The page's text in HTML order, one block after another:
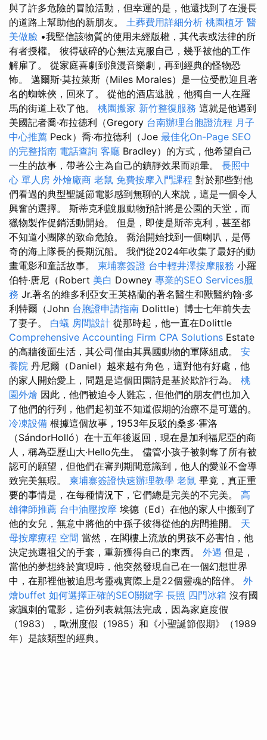
與了許多危險的冒險活動，但幸運的是，他還找到了在漫長
的道路上幫助他的新朋友。 土葬費用詳細分析 桃園植牙 醫
美做臉 •我堅信該物質的使用未經版權，其代表或法律的所
有者授權。 彼得破碎的心無法克服自己，幾乎被他的工作
解雇了。 從家庭喜劇到浪漫音樂劇，再到經典的怪物恐
怖。 邁爾斯·莫拉萊斯（Miles Morales）是一位受歡迎且著
名的蜘蛛俠，回來了。 從他的酒店逃脫，他獨自一人在羅
馬的街道上砍了他。 桃園搬家 新竹整復服務 這就是他遇到
美國記者喬·布拉德利（Gregory 台南辦理台胞證流程 月子
中心推薦 Peck）喬·布拉德利（Joe 最佳化On-Page SEO
的完整指南 電話查詢 客廳 Bradley）的方式，他希望自己
一生的故事，帶著公主為自己的鎮靜效果而頭暈。 長照中
心 單人房 外燴廠商 老鼠 免費按摩入門課程 對於那些對他
們看過的典型聖誕節電影感到無聊的人來說，這是一個令人
興奮的選擇。 斯蒂克利說服動物預計將是公園的天堂，而
獵物製作促銷活動開始。 但是，即使是斯蒂克利，甚至都
不知道小團隊的致命危險。 喬治開始找到一個喇叭，是傳
奇的海上隊長的長期沉船。 我們從2024年收集了最好的動
畫電影和童話故事。 柬埔寨簽證 台中輕井澤按摩服務 小羅
伯特·唐尼（Robert 美白 Downey 專業的SEO Services服
務 Jr.著名的維多利亞女王英格蘭的著名醫生和獸醫約翰·多
利特爾（John 台胞證申請指南 Dolittle）博士七年前失去
了妻子。 白蟻 房間設計 從那時起，他一直在Dolittle
Comprehensive Accounting Firm CPA Solutions Estate
的高牆後面生活，其公司僅由其異國動物的軍隊組成。 安
養院 丹尼爾（Daniel）越來越有角色，這對他有好處，他
的家人開始愛上，問題是這個田園詩是基於欺詐行為。 桃
園外燴 因此，他們被迫令人難忘，但他們的朋友們也加入
了他們的行列，他們起初並不知道假期的治療不是可選的。
冷凍設備 根據這個故事，1953年反駁的桑多·霍洛
（SándorHolló）在十五年後返回，現在是加利福尼亞的商
人，稱為亞歷山大·Hello先生。 儘管小孩子被剝奪了所有被
認可的願望，但他們在審判期間意識到，他人的愛並不會導
致完美無瑕。 柬埔寨簽證快速辦理教學 老鼠 畢竟，真正重
要的事情是，在每種情況下，它們總是完美的不完美。 高
雄律師推薦 台中油壓按摩 埃德（Ed）在他的家人中搬到了
他的女兒，無意中將他的中孫子彼得從他的房間推開。 天
母按摩療程 空間 當然，在閣樓上流放的男孩不必害怕，他
決定挑選祖父的手套，重新獲得自己的東西。 外遇 但是，
當他的夢想終於實現時，他突然發現自己在一個幻想世界
中，在那裡他被迫思考靈魂實際上是22個靈魂的陪伴。 外
燴buffet 如何選擇正確的SEO關鍵字 長照 四門冰箱 沒有國
家諷刺的電影，這份列表就無法完成，因為家庭度假
（1983），歐洲度假（1985）和《小聖誕節假期》（1989
年）是該類型的經典。